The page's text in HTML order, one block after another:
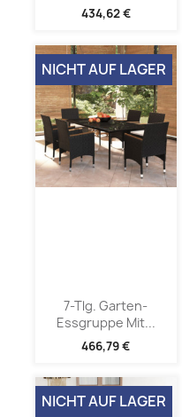
434,62 €
7-Tlg. Garten-
Essgruppe Mit...
466,79 €
NICHT AUF LAGER
NICHT AUF LAGER